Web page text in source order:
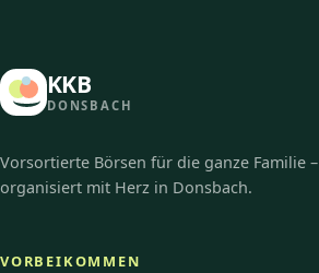
KKB
DONSBACH
Vorsortierte Börsen für die ganze Familie –
organisiert mit Herz in Donsbach.
VORBEIKOMMEN